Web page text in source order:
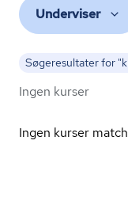
Underviser
Søgeresultater for
Ingen kurser
Ingen kurser